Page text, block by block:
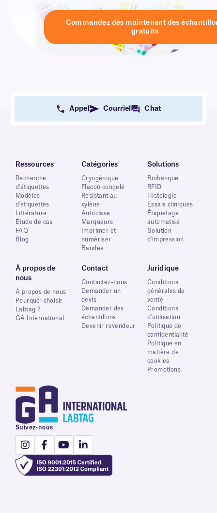
Commandez dès maintenant des
gratuits
Appel Courriel Chat
Ressources
Recherche
d'étiquettes
Modèles
d'étiquettes
Littérature
Étude de cas
FAQ
Blog
Catégories
Cryogénique
Flacon congelé
Résistant au
xylène
Autoclave
Marqueurs
Imprimer et
numériser
Bandes
Solutions
Biobanque
RFID
Histologie
Essais cliniques
Étiquetage
automatisé
Solution
d'impression
À propos de
nous
À propos de nous
Pourquoi choisir
Labtag ?
GA International
Contact
Contactez-nous
Demander un
devis
Demander des
échantillons
Devenir revendeur
Juridique
Conditions
générales de
vente
Conditions
d'utilisation
Politique de
confidentialité
Politique en
matière de
cookies
Promotions
Suivez-nous